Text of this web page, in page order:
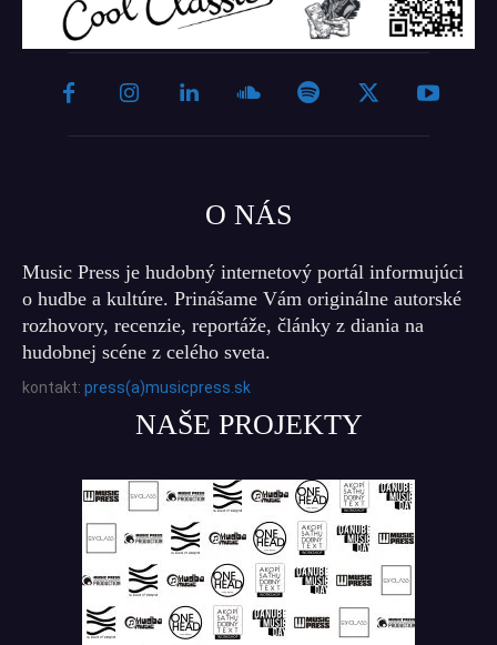
O NÁS
Music Press je hudobný internetový portál informujúci
o hudbe a kultúre. Prinášame Vám originálne autorské
rozhovory, recenzie, reportáže, články z diania na
hudobnej scéne z celého sveta.
kontakt: press(a)musicpress.sk
NAŠE PROJEKTY